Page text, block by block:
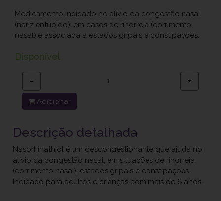
Medicamento indicado no alívio da congestão nasal
(nariz entupido), em casos de rinorreia (corrimento
nasal) e associada a estados gripais e constipações.
Disponível
− +
Adicionar
Descrição detalhada
Nasorhinathiol é um descongestionante que ajuda no
alívio da congestão nasal, em situações de rinorreia
(corrimento nasal), estados gripais e constipações.
Indicado para adultos e crianças com mais de 6 anos.